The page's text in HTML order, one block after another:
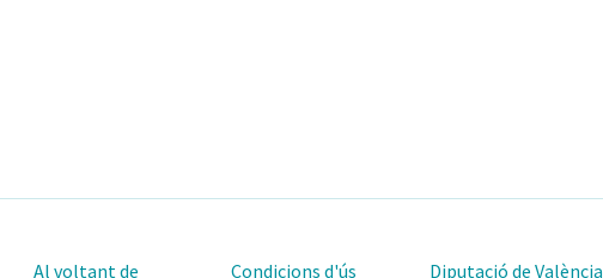
Al voltant de Condicions d'ús Diputació de València